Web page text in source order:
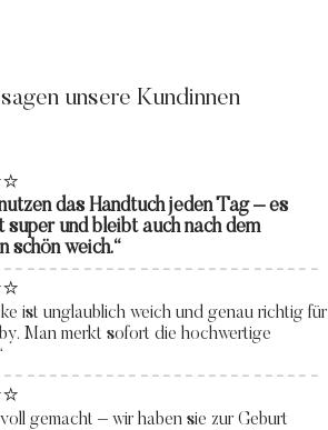
sagen unsere Kundinnen
das Handtuch jeden Tag – es
und bleibt auch nach dem
schön weich.“
ist unglaublich weich und genau richtig für
Man merkt sofort die hochwertige
gemacht – wir haben sie zur Geburt